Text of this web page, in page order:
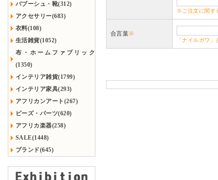
バブーシュ・靴(312)
アクセサリー(683)
衣料(108)
生活雑貨(1052)
布・ホームファブリック
(1350)
インテリア雑貨(1799)
インテリア家具(293)
アフリカンアート(267)
ビーズ・パーツ(620)
アフリカ楽器(258)
SALE(1448)
ブランド(645)
※ご注文に関す
合言葉※
「ナイルガワ